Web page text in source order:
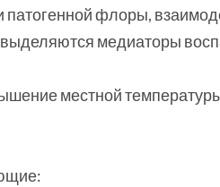
флоры,
медиаторы
местной